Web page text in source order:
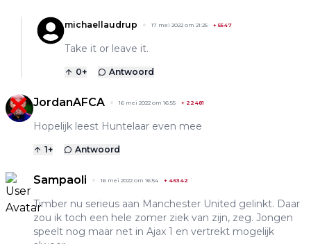
michaellaudrup 17 mei 2022 om 21:25 + 5547
Take it or leave it.
0+ Antwoord
JordanAFCA 16 mei 2022 om 16:55 + 22481
Hopelijk leest Huntelaar even mee
1+ Antwoord
Sampaoli 16 mei 2022 om 16:54 + 46342
Timber nu serieus aan Manchester United gelinkt. Daar
zou ik toch een hele zomer ziek van zijn, zeg. Jongen
speelt nog maar net in Ajax 1 en vertrekt mogelijk